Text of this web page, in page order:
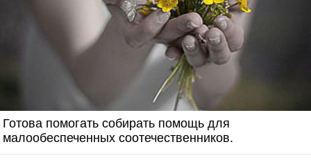
Готова помогать собирать помощь для
малообеспеченных соотечественников.